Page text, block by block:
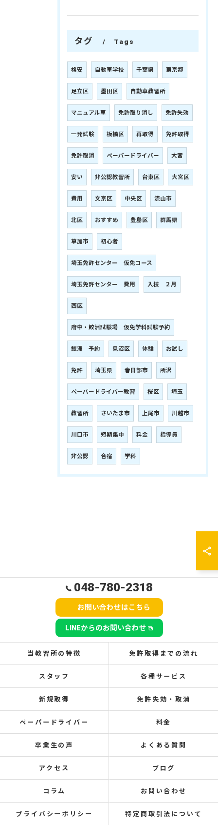
タグ Tags
格安 自動車学校 千葉県 東京都
足立区 墨田区 自動車教習所
マニュアル車 免許取り消し 免許失効
一発試験 板橋区 再取得 免許取得
免許取消 ペーパードライバー 大宮
安い 非公認教習所 台東区 大宮区
費用 文京区 中央区 流山市
北区 おすすめ 豊島区 群馬県
草加市 初心者
埼玉免許センター 仮免コース
埼玉免許センター 費用 入校 ２月
西区
府中・鮫洲試験場 仮免学科試験予約
鮫洲 予約 見沼区 体験 お試し
免許 埼玉県 春日部市 所沢
ペーパードライバー教習 桜区 埼玉
教習所 さいたま市 上尾市 川越市
川口市 短期集中 料金 指導員
非公認 合宿 学科
048-780-2318
お問い合わせはこちら
LINEからのお問い合わせ
当教習所の特徴 免許取得までの流れ
スタッフ 各種サービス
新規取得 免許失効・取消
ペーパードライバー 料金
卒業生の声 よくある質問
アクセス ブログ
コラム お問い合わせ
プライバシーポリシー 特定商取引法について